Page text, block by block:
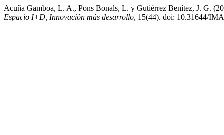
Acuña Gamboa, L. A., Pons Bonals, L. y Gutiérrez Benítez, J. G.
Espacio I+D, Innovación más desarrollo, 15(44). doi: 10.31644/